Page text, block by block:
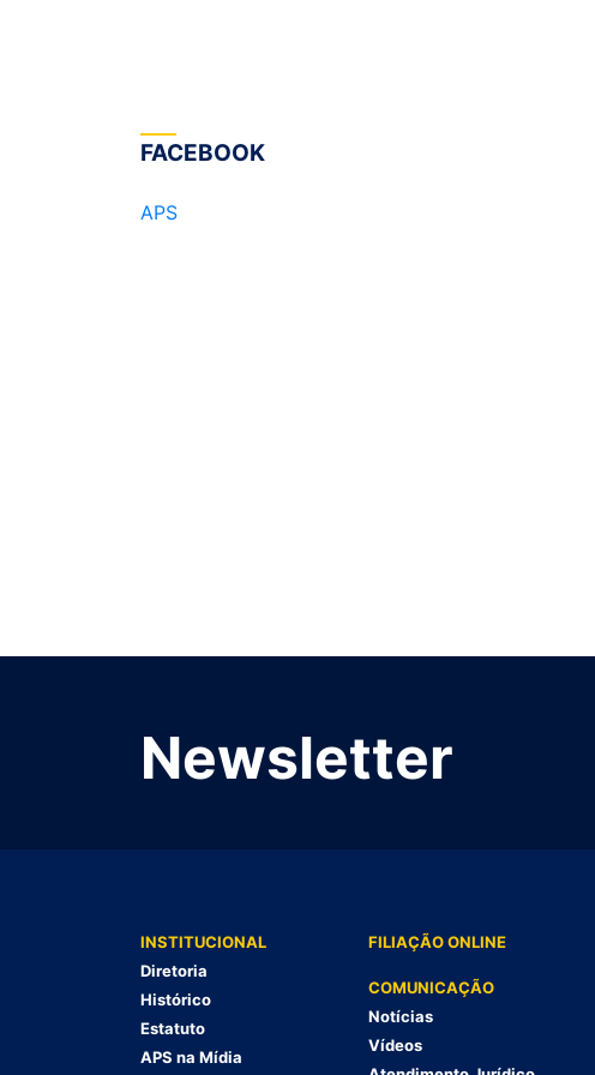
FACEBOOK
APS
Newsletter
INSTITUCIONAL
Diretoria
Histórico
Estatuto
APS na Mídia
FILIAÇÃO ONLINE
COMUNICAÇÃO
Notícias
Vídeos